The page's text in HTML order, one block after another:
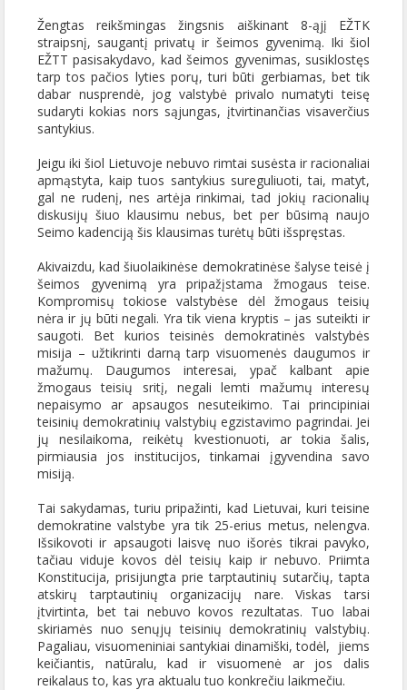
Žengtas reikšmingas žingsnis aiškinant 8-ąjį EŽTK
straipsnį, saugantį privatų ir šeimos gyvenimą. Iki šiol
EŽTT pasisakydavo, kad šeimos gyvenimas, susiklostęs
tarp tos pačios lyties porų, turi būti gerbiamas, bet tik
dabar nusprendė, jog valstybė privalo numatyti teisę
sudaryti kokias nors sąjungas, įtvirtinančias visaverčius
santykius.
Jeigu iki šiol Lietuvoje nebuvo rimtai susėsta ir racionaliai
apmąstyta, kaip tuos santykius sureguliuoti, tai, matyt,
gal ne rudenį, nes artėja rinkimai, tad jokių racionalių
diskusijų šiuo klausimu nebus, bet per būsimą naujo
Seimo kadenciją šis klausimas turėtų būti išspręstas.
Akivaizdu, kad šiuolaikinėse demokratinėse šalyse teisė į
šeimos gyvenimą yra pripažįstama žmogaus teise.
Kompromisų tokiose valstybėse dėl žmogaus teisių
nėra ir jų būti negali. Yra tik viena kryptis – jas suteikti ir
saugoti. Bet kurios teisinės demokratinės valstybės
misija – užtikrinti darną tarp visuomenės daugumos ir
mažumų. Daugumos interesai, ypač kalbant apie
žmogaus teisių sritį, negali lemti mažumų interesų
nepaisymo ar apsaugos nesuteikimo. Tai principiniai
teisinių demokratinių valstybių egzistavimo pagrindai. Jei
jų nesilaikoma, reikėtų kvestionuoti, ar tokia šalis,
pirmiausia jos institucijos, tinkamai įgyvendina savo
misiją.
Tai sakydamas, turiu pripažinti, kad Lietuvai, kuri teisine
demokratine valstybe yra tik 25-erius metus, nelengva.
Išsikovoti ir apsaugoti laisvę nuo išorės tikrai pavyko,
tačiau viduje kovos dėl teisių kaip ir nebuvo. Priimta
Konstitucija, prisijungta prie tarptautinių sutarčių, tapta
atskirų tarptautinių organizacijų nare. Viskas tarsi
įtvirtinta, bet tai nebuvo kovos rezultatas. Tuo labai
skiriamės nuo senųjų teisinių demokratinių valstybių.
Pagaliau, visuomeniniai santykiai dinamiški, todėl, jiems
keičiantis, natūralu, kad ir visuomenė ar jos dalis
reikalaus to, kas yra aktualu tuo konkrečiu laikmečiu.